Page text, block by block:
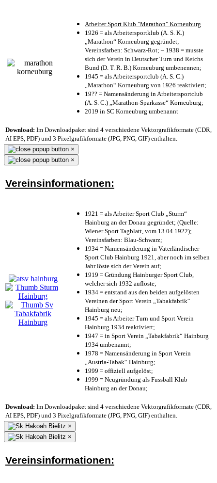
Arbeiter Sport Klub "Marathon" Korneuburg
1926 = als Arbeitersportklub (A. S. K.)
„Marathon“ Korneuburg gegründet;
Vereinsfarben: Schwarz-Rot; – 1938 = musste
sich der Verein in Deutscher Turn und Reichs
Bund (D. T. R. B.) Korneuburg umbenennen;
1945 = als Arbeitersportclub (A. S. C.)
„Marathon“ Korneuburg von 1926 reaktiviert;
19?? = Namensänderung in Arbeitersportclub
(A. S. C.) „Marathon-Sparkasse“ Korneuburg;
2019 in SC Korneuburg umbenannt
Download: Im Downloadpaket sind 4 verschiedene Vektorgrafikformate (CDR,
AI EPS, PDF) und 3 Pixelgrafikformate (JPG, PNG, GIF) enthalten.
×
×
Vereinsinformationen:
1921 = als Arbeiter Sport Club „Sturm“
Hainburg an der Donau gegründet; (Quelle:
Wiener Sport Tagblatt, vom 13.04.1922);
Vereinsfarben: Blau-Schwarz;
1934 = Namensänderung in Vaterländischer
Sport Club Hainburg 1921, aber noch im selben
Jahr löste sich der Verein auf;
1919 = Gründung Hainburger Sport Club,
welcher sich 1932 auflöste;
1934 = entstand aus den beiden aufgelösten
Vereinen der Sport Verein „Tabakfabrik“
Hainburg neu;
1945 = als Arbeiter Turn und Sport Verein
Hainburg 1934 reaktiviert;
1947 = in Sport Verein „Tabakfabrik“ Hainburg
1934 umbenannt;
1978 = Namensänderung in Sport Verein
„Austria-Tabak“ Hainburg;
1999 = offiziell aufgelöst;
1999 = Neugründung als Fussball Klub
Hainburg an der Donau;
Download: Im Downloadpaket sind 4 verschiedene Vektorgrafikformate (CDR,
AI EPS, PDF) und 3 Pixelgrafikformate (JPG, PNG, GIF) enthalten.
×
×
Vereinsinformationen: